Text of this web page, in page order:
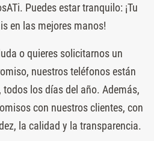
Puedes estar tranquilo: ¡Tu
en las mejores manos!
o quieres solicitarnos un
nuestros teléfonos están
los días del año. Además,
con nuestros clientes, con
la calidad y la transparencia.